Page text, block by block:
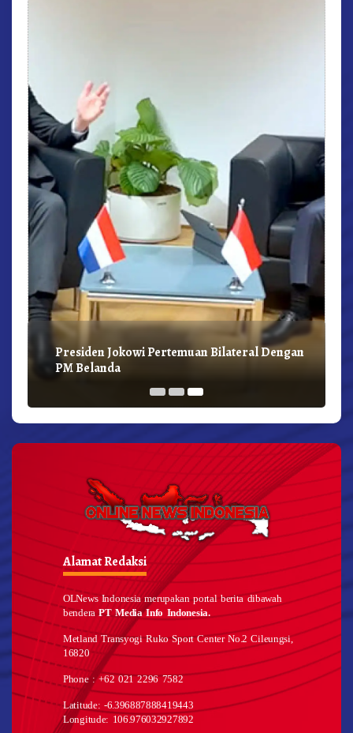
Presiden Jokowi Pertemuan Bilateral Dengan
PM Belanda
Alamat Redaksi
OLNews Indonesia merupakan portal berita dibawah
benderaPT Media Info Indonesia.
Metland Transyogi Ruko Sport Center No.2 Cileungsi,
16820
Phone : +62 021 2296 7582
Latitude: -6.396887888419443
Longitude: 106.976032927892